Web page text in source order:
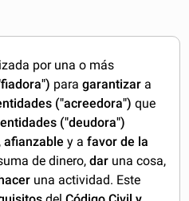
por una o más
paragarantizar a
("acreedora") que
("deudora")
, afianzable y afavor de la
de dinero,dar una cosa,
una actividad. Este